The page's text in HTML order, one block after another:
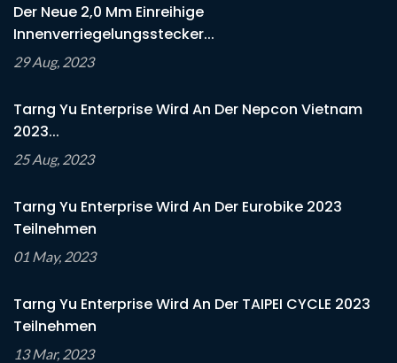
Der Neue 2,0 Mm Einreihige
Innenverriegelungsstecker...
29 Aug, 2023
Tarng Yu Enterprise Wird An Der Nepcon Vietnam
2023...
25 Aug, 2023
Tarng Yu Enterprise Wird An Der Eurobike 2023
Teilnehmen
01 May, 2023
Tarng Yu Enterprise Wird An Der TAIPEI CYCLE 2023
Teilnehmen
13 Mar, 2023